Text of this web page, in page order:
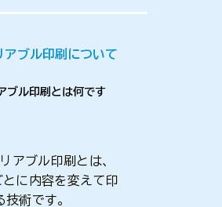
ブル印刷について
ブル印刷とは何です
アブル印刷とは、
に内容を変えて印
技術です。